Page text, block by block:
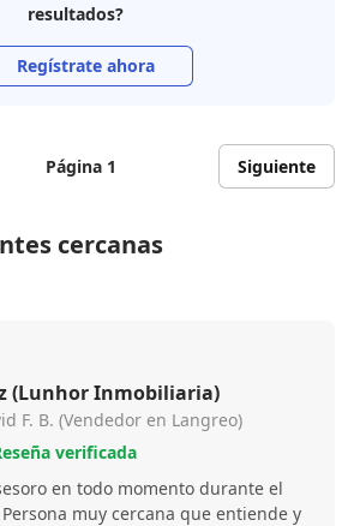
resultados?
Regístrate ahora
Página 1 Siguiente
cercanas
(Lunhor Inmobiliaria)
F. B. (Vendedor en Langreo)
verificada
en todo momento durante el
muy cercana que entiende y